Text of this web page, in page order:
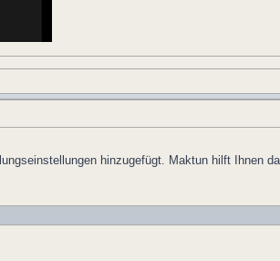
hinzugefügt. Maktun hilft Ihnen